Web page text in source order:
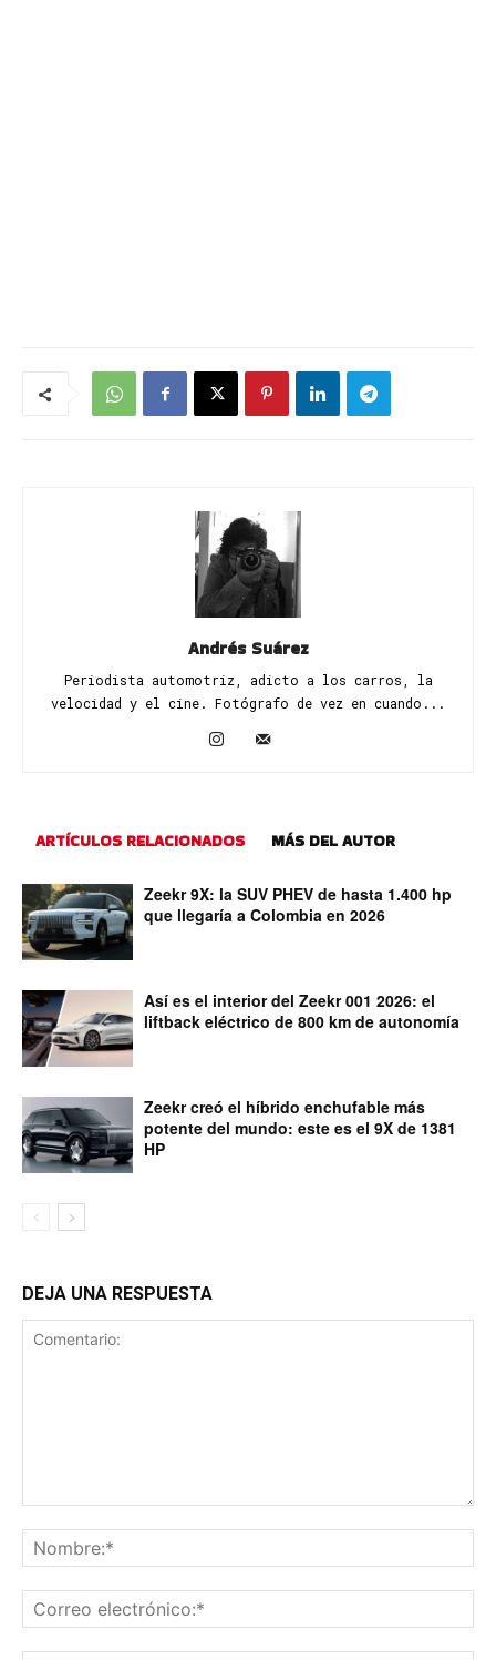
Andrés Suárez
Periodista automotriz, adicto a los carros, la
velocidad y el cine. Fotógrafo de vez en cuando...
ARTÍCULOS RELACIONADOS MÁS DEL AUTOR
Zeekr 9X: la SUV PHEV de hasta 1.400 hp
que llegaría a Colombia en 2026
Así es el interior del Zeekr 001 2026: el
liftback eléctrico de 800 km de autonomía
Zeekr creó el híbrido enchufable más
potente del mundo: este es el 9X de 1381
HP
DEJA UNA RESPUESTA